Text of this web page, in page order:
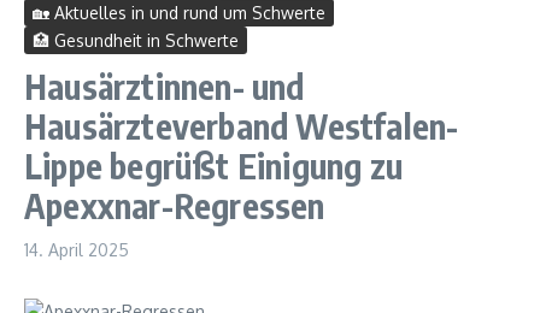
🏡 Aktuelles in und rund um Schwerte
🏥 Gesundheit in Schwerte
Hausärztinnen- und
Hausärzteverband Westfalen-
Lippe begrüßt Einigung zu
Apexxnar-Regressen
14. April 2025